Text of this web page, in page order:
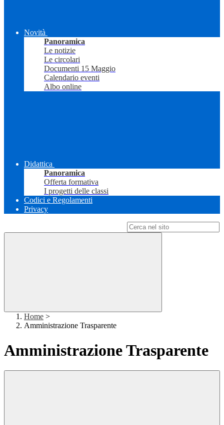
Novità
Panoramica
Le notizie
Le circolari
Documenti 15 Maggio
Calendario eventi
Albo online
Didattica
Panoramica
Offerta formativa
I progetti delle classi
Codici e Regolamenti
Privacy
Home >
Amministrazione Trasparente
Amministrazione Trasparente